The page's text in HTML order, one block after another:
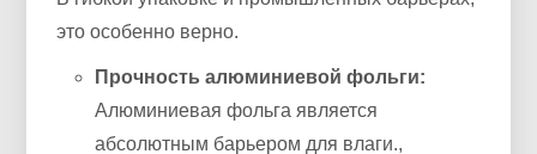
это особенно верно.
Прочность алюминиевой фольги:
Алюминиевая фольга является
абсолютным барьером для влаги.,